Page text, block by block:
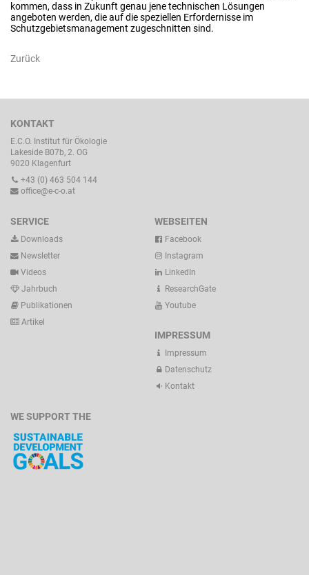
kommen, dass in Zukunft genau jene technischen Lösungen
angeboten werden, die auf die speziellen Erfordernisse im
Schutzgebietsmanagement zugeschnitten sind.
Zurück
KONTAKT
E.C.O. Institut für Ökologie
Lakeside B07b, 2. OG
9020 Klagenfurt
+43 (0) 463 504 144
office@e-c-o.at
SERVICE
Downloads
Newsletter
Videos
Jahrbuch
Publikationen
Artikel
WEBSEITEN
Facebook
Instagram
LinkedIn
ResearchGate
Youtube
IMPRESSUM
Impressum
Datenschutz
Kontakt
WE SUPPORT THE